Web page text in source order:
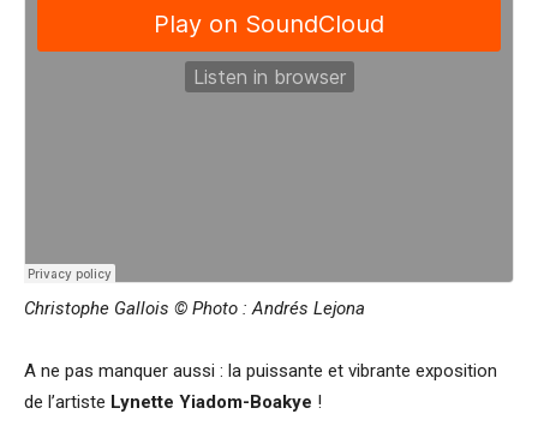
Christophe Gallois © Photo : Andrés Lejona
A ne pas manquer aussi : la puissante et vibrante exposition
de l’artiste Lynette Yiadom-Boakye !